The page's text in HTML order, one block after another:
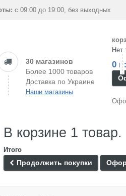
с 09:00 до 19:00, без выходных
30 магазинов
Более 1000 товаров
Доставка по Украине
Наши магазины
Нет
0
В корзине 1 товар.
Итого
Продолжить покупки